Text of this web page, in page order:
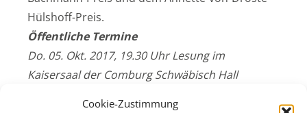
Cookie-Zustimmung
Hülshoff-Preis.
Öffentliche Termine
Do. 05. Okt. 2017, 19.30 Uhr Lesung im
Kaisersaal der Comburg Schwäbisch Hall